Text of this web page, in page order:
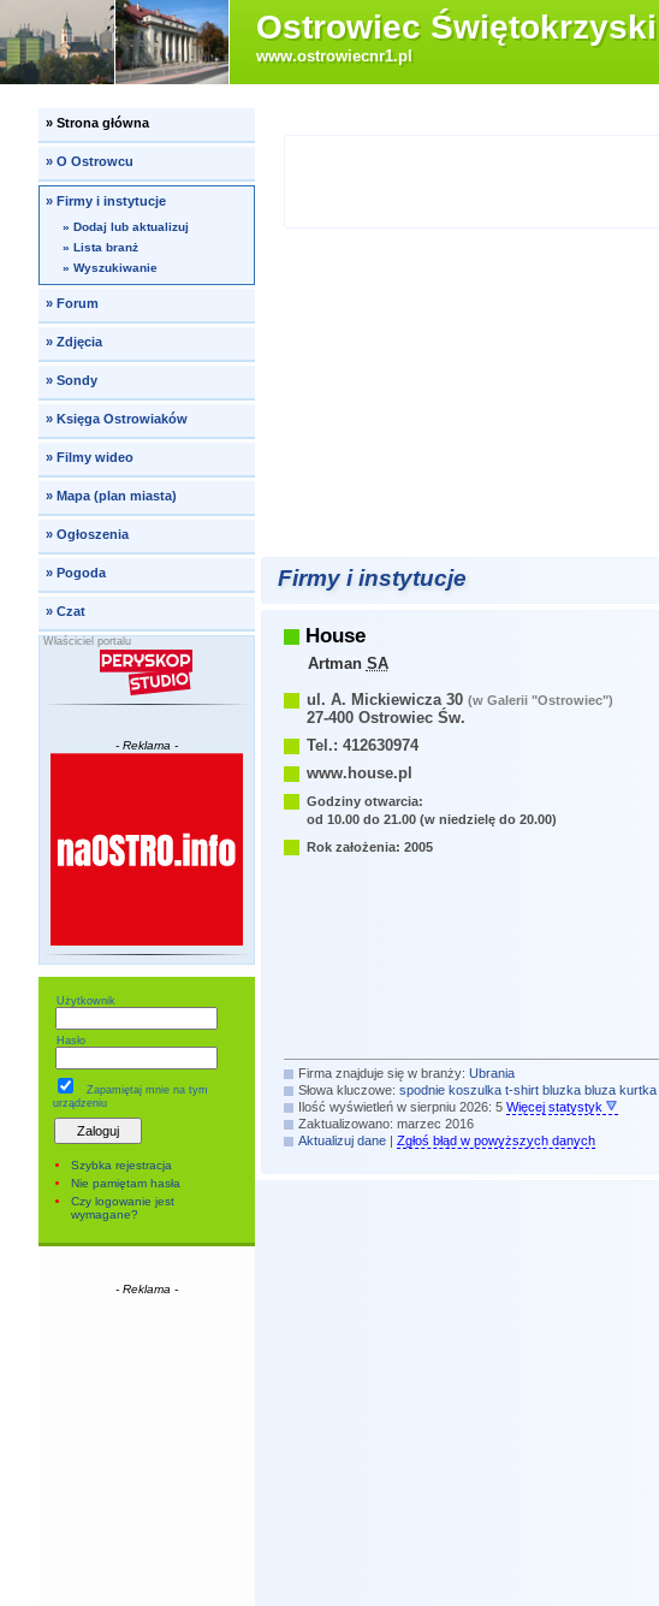
Ostrowiec Świętokrzyski
www.ostrowiecnr1.pl
» Strona główna
» O Ostrowcu
»Firmy i instytucje
» Dodaj lub aktualizuj
» Lista branż
» Wyszukiwanie
» Forum
» Zdjęcia
» Sondy
» Księga Ostrowiaków
» Filmy wideo
» Mapa (plan miasta)
» Ogłoszenia
» Pogoda
» Czat
Właściciel portalu
- Reklama -
Użytkownik
Hasło
Zapamiętaj mniena tym
urządzeniu
Szybka rejestracja
Nie pamiętam hasła
Czy logowanie jest
wymagane?
- Reklama -
Firmy i instytucje
House
Artman SA
ul. A. Mickiewicza 30 (w Galerii "Ostrowiec")
27-400 Ostrowiec Św.
Tel.: 412630974
www.house.pl
Godziny otwarcia:
od 10.00 do 21.00 (w niedzielę do 20.00)
Rok założenia: 2005
Firma znajduje się w branży: Ubrania
Słowa kluczowe: spodnie koszulka t-shirt bluzka bluza kurtka
Ilość wyświetleń w sierpniu 2026: 5 Więcej statystyk
Zaktualizowano: marzec 2016
Aktualizuj dane| Zgłoś błąd w powyższych danych